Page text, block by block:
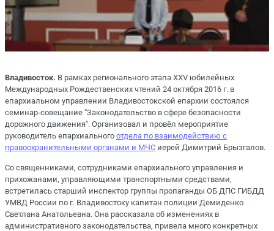
Владивосток. В рамках регионального этапа XXV юбилейных
Международных Рождественских чтений 24 октября 2016 г. в
епархиальном управлении Владивостокской епархии состоялся
семинар-совещание "Законодательство в сфере безопасности
дорожного движения". Организовал и провёл мероприятие
руководитель епархиального отдела по взаимодействию с
правоохранительными органами и МЧС иерей Димитрий Брызгалов.
Со священниками, сотрудниками епархиального управления и
прихожанами, управляющими транспортными средствами,
встретилась старший инспектор группы пропаганды ОБ ДПС ГИБДД
УМВД России по г. Владивостоку капитан полиции Демиденко
Светлана Анатольевна. Она рассказала об изменениях в
административного законодательства, привела много конкретных